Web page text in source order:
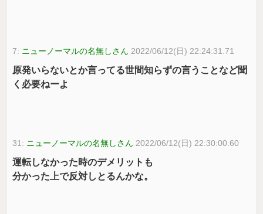
7: ニューノーマルの名無しさん 2022/06/12(日) 22:24:31.71
原発いらないとか言ってる世間知らずの言うことなど聞
く必要ねーよ
31: ニューノーマルの名無しさん 2022/06/12(日) 22:30:00.60
運転しなかった時のデメリットも
分かった上で反対しとるんかな。